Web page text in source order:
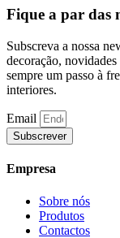
Fique a par das
Subscreva a nossa
decoração,
sempre um passo à
interiores.
Email
Subscrever
Empresa
Sobre nós
Produtos
Contactos